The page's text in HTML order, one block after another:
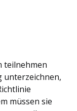
teilnehmen
unterzeichnen,
müssen sie